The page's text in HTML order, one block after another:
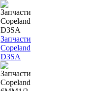
Запчасти
Copeland
D3SA